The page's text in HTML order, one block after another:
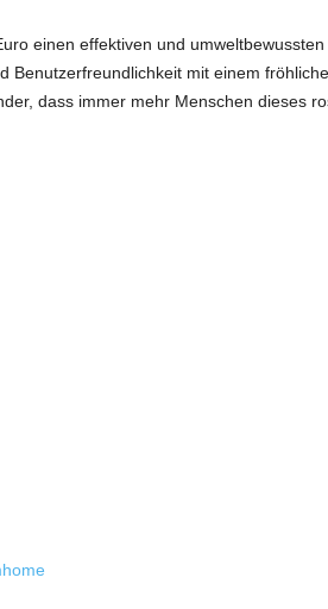
einen effektiven und
Benutzerfreundlichkeit mit einem
dass immer mehr Menschen dieses